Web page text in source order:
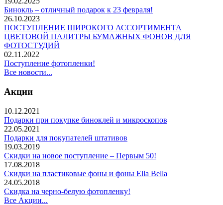
Бинокль – отличный подарок к 23 февраля!
26.10.2023
ПОСТУПЛЕНИЕ ШИРОКОГО АССОРТИМЕНТА
ЦВЕТОВОЙ ПАЛИТРЫ БУМАЖНЫХ ФОНОВ ДЛЯ
ФОТОСТУДИЙ
02.11.2022
Поступление фотопленки!
Все новости...
Акции
10.12.2021
Подарки при покупке биноклей и микроскопов
22.05.2021
Подарки для покупателей штативов
19.03.2019
Скидки на новое поступление – Первым 50!
17.08.2018
Скидки на пластиковые фоны и фоны Ella Bella
24.05.2018
Скидка на черно-белую фотопленку!
Все Акции...